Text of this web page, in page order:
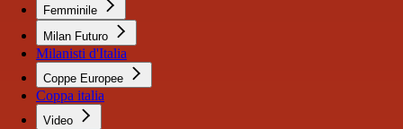
Femminile
Milan Futuro
Milanisti d'Italia
Coppe Europee
Coppa italia
Video